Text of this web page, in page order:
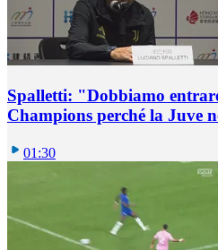
Spalletti: "Dobbiamo
Champions perché la Juve
01:30